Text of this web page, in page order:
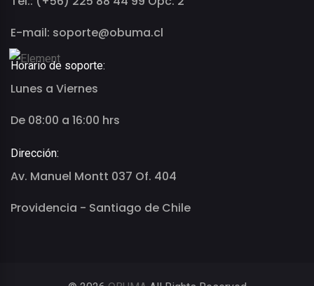
E-mail: soporte@obuma.cl
Horario de soporte:
Lunes a Viernes
De 08:00 a 16:00 hrs
Dirección:
Av. Manuel Montt 037 Of. 404
Providencia - Santiago de Chile